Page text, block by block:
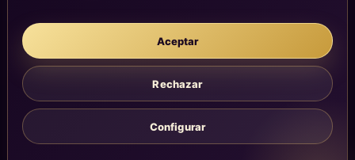
Aceptar
Rechazar
Configurar
LEGAL
Aviso legal
Privacidad
Cookies
La atención, dirección y correos quedan centralizados en la página